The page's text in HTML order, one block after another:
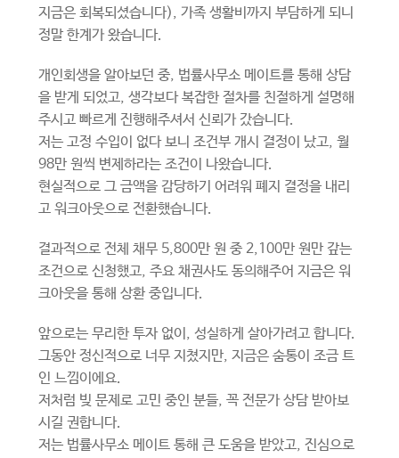
지금은 회복되셨습니다), 가족 생활비까지 부담하게 되니
정말 한계가 왔습니다.
개인회생을 알아보던 중, 법률사무소 메이트를 통해 상담
을 받게 되었고, 생각보다 복잡한 절차를 친절하게 설명해
주시고 빠르게 진행해주셔서 신뢰가 갔습니다.
저는 고정 수입이 없다 보니 조건부 개시 결정이 났고, 월
98만 원씩 변제하라는 조건이 나왔습니다.
현실적으로 그 금액을 감당하기 어려워 폐지 결정을 내리
고 워크아웃으로 전환했습니다.
결과적으로 전체 채무 5,800만 원 중 2,100만 원만 갚는
조건으로 신청했고, 주요 채권사도 동의해주어 지금은 워
크아웃을 통해 상환 중입니다.
앞으로는 무리한 투자 없이, 성실하게 살아가려고 합니다.
그동안 정신적으로 너무 지쳤지만, 지금은 숨통이 조금 트
인 느낌이에요.
저처럼 빚 문제로 고민 중인 분들, 꼭 전문가 상담 받아보
시길 권합니다.
저는 법률사무소 메이트 통해 큰 도움을 받았고, 진심으로